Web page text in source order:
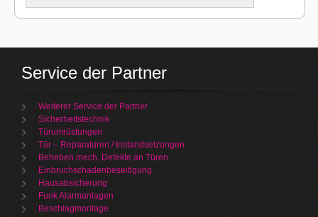
Service der Partner
Weiterer Service der Partner
Sicherheitstechnik
Türumrüstungen
Tür – Reparaturen / Instandsetzungen
Beheben mech. Defekte an Türen
Einbruchschadenbeseitigung
Hausabsicherung
Funk Alarmanlagen
Beschlagmontage